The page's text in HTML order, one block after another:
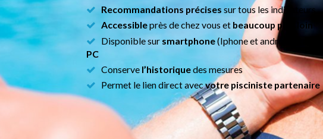
Recommandations précises sur tous les indicateurs
Accessibleprès de chez vous et beaucoup plus loin
Disponible sur smartphone(Iphone et android),
PC
Conserve l’historiquedes mesures
Permet le lien direct avecvotre pisciniste partenaire